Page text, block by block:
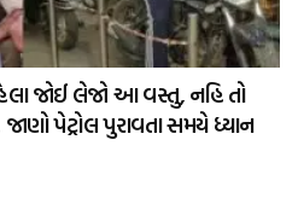
જોઈ લેજો આ વસ્તુ, નહિ તો
પેટ્રોલ પુરાવતા સમયે ધ્યાન